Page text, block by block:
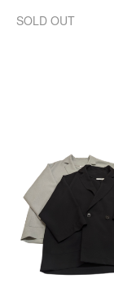
SOLD OUT